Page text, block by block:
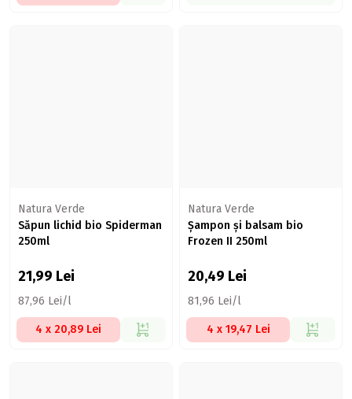
Natura Verde
Săpun lichid bio Spiderman
250ml
21,99 Lei
87,96 Lei/l
4 x 20,89 Lei
Natura Verde
Șampon și balsam bio
Frozen II 250ml
20,49 Lei
81,96 Lei/l
4 x 19,47 Lei